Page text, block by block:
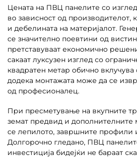
Цената на ПВЦ панелите со
во зависност од производителот,
и дебелината на материјалот.
се значително поевтини од
претставуваат економично
сакаат луксузен изглед со
квадратен метар обично вклучува
додека монтажата може да се
од професионалец.
При пресметување на вкупните
земат предвид и дополнителните
се лепилото, завршните профили
Долгорочно гледано, ПВЦ
инвестиција бидејќи не бараат